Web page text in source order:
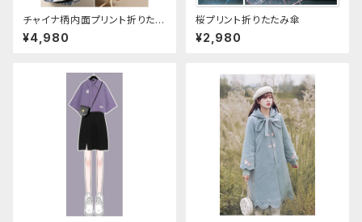
チャイナ柄内面プリント折りたた
み傘
¥4,980
桜プリント折りたたみ傘
¥2,980